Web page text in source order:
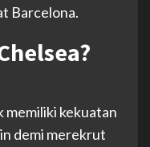
Barcelona.
memiliki kekuatan
demi merekrut